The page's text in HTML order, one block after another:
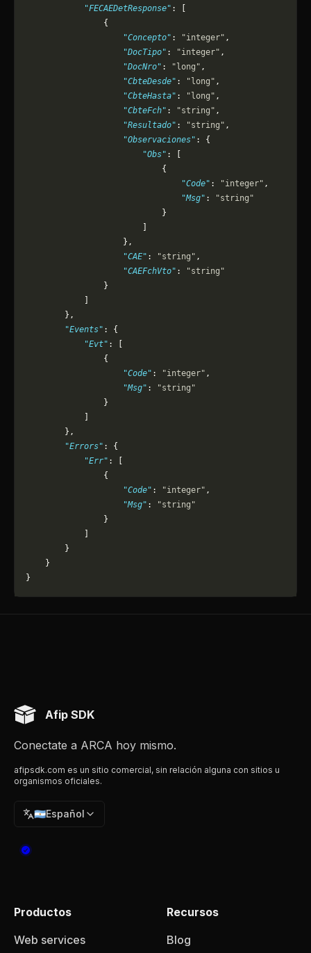
            "FECAEDetResponse"
: [
                {
                    "Concepto"
: "integer" ,
                    "DocTipo"
: "integer" ,
                    "DocNro"
: "long" ,
                    "CbteDesde"
: "long" ,
                    "CbteHasta"
: "long" ,
                    "CbteFch"
: "string" ,
                    "Resultado"
: "string" ,
                    "Observaciones"
: {
                        "Obs"
: [
                            {
                                "Code"
: "integer" ,
                                "Msg"
:
"string"
                            }
                    },
                    "CAE"
: "string" ,
                    "CAEFchVto"
:
"string"
                }
        },
        "Events"
: {
            "Evt"
: [
                {
                    "Code"
: "integer" ,
                    "Msg"
:
"string"
                }
        },
        "Errors"
: {
            "Err"
: [
                {
                    "Code"
: "integer" ,
                    "Msg"
:
"string"
                }
        }
    }
}
Afip SDK
Conectate a ARCA hoy mismo.
afipsdk.com es un sitio comercial, sin relación alguna con sitios u
organismos oficiales.
🇦🇷Español
Productos
Web services
Recursos
Blog